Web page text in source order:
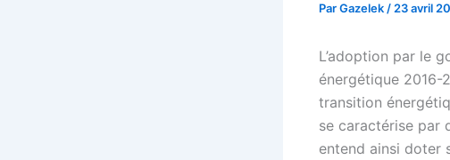
ParGazelek/23 avril
L’adoption par le
énergétique 2016-
transition
se caractérise par
entend ainsi doter